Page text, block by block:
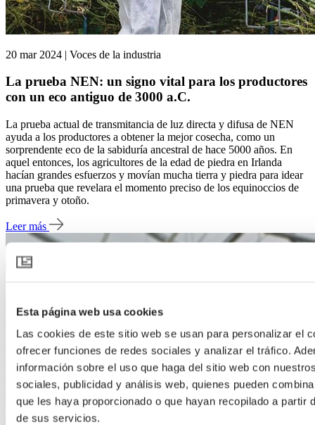
Esta página web usa cookies
Las cookies de este sitio web se usan para personalizar el
ofrecer funciones de redes sociales y analizar el tráfico.
información sobre el uso que haga del sitio web con
sociales, publicidad y análisis web, quienes pueden
que les haya proporcionado o que hayan recopilado a partir
de sus servicios.
20 mar 2024 | Voces de la industria
La prueba NEN: un signo vital para los productores
con un eco antiguo de 3000 a.C.
La prueba actual de transmitancia de luz directa y difusa de NEN
ayuda a los productores a obtener la mejor cosecha, como un
sorprendente eco de la sabiduría ancestral de hace 5000 años. En
aquel entonces, los agricultores de la edad de piedra en Irlanda
hacían grandes esfuerzos y movían mucha tierra y piedra para idear
una prueba que revelara el momento preciso de los equinoccios de
primavera y otoño.
Leer más